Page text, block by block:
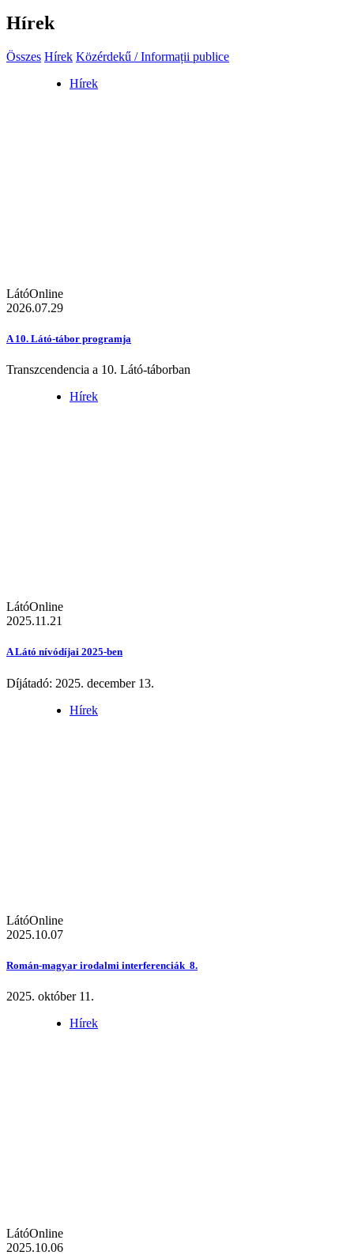
Hírek
Összes Hírek Közérdekű / Informații publice
Hírek
LátóOnline
2026.07.29
A 10. Látó-tábor programja
Transzcendencia a 10. Látó-táborban
Hírek
LátóOnline
2025.11.21
A Látó nívódíjai 2025-ben
Díjátadó: 2025. december 13.
Hírek
LátóOnline
2025.10.07
Román-magyar irodalmi interferenciák 8.
2025. október 11.
Hírek
LátóOnline
2025.10.06